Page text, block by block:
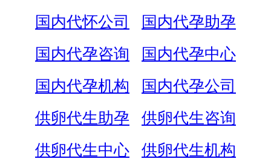
国内代怀公司
国内代孕助孕
国内代孕咨询
国内代孕中心
国内代孕机构
国内代孕公司
供卵代生助孕
供卵代生咨询
供卵代生中心
供卵代生机构